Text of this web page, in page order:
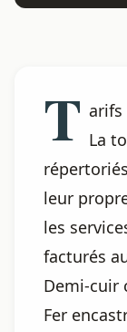
T arifs
La
leur
les
facturés
Demi-cuir
Fer